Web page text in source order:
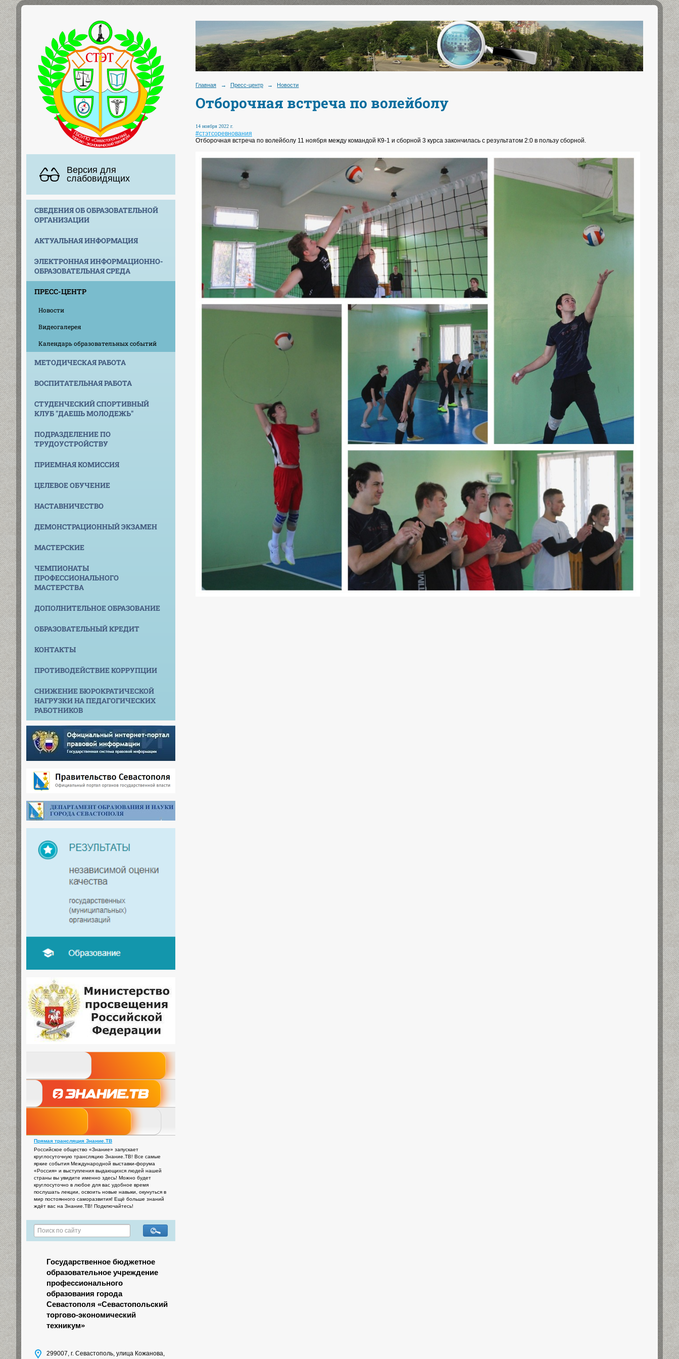
Версия для
слабовидящих
СВЕДЕНИЯ ОБ ОБРАЗОВАТЕЛЬНОЙ
ОРГАНИЗАЦИИ
АКТУАЛЬНАЯ ИНФОРМАЦИЯ
ЭЛЕКТРОННАЯ ИНФОРМАЦИОННО-
ОБРАЗОВАТЕЛЬНАЯ СРЕДА
ПРЕСС-ЦЕНТР
Новости
Видеогалерея
Календарь образовательных событий
МЕТОДИЧЕСКАЯ РАБОТА
ВОСПИТАТЕЛЬНАЯ РАБОТА
СТУДЕНЧЕСКИЙ СПОРТИВНЫЙ
КЛУБ "ДАЕШЬ МОЛОДЕЖЬ"
ПОДРАЗДЕЛЕНИЕ ПО
ТРУДОУСТРОЙСТВУ
ПРИЕМНАЯ КОМИССИЯ
ЦЕЛЕВОЕ ОБУЧЕНИЕ
НАСТАВНИЧЕСТВО
ДЕМОНСТРАЦИОННЫЙ ЭКЗАМЕН
МАСТЕРСКИЕ
ЧЕМПИОНАТЫ
ПРОФЕССИОНАЛЬНОГО
МАСТЕРСТВА
ДОПОЛНИТЕЛЬНОЕ ОБРАЗОВАНИЕ
ОБРАЗОВАТЕЛЬНЫЙ КРЕДИТ
КОНТАКТЫ
ПРОТИВОДЕЙСТВИЕ КОРРУПЦИИ
СНИЖЕНИЕ БЮРОКРАТИЧЕСКОЙ
НАГРУЗКИ НА ПЕДАГОГИЧЕСКИХ
РАБОТНИКОВ
Прямая трансляция Знание.ТВ
Российское общество «Знание» запускает
круглосуточную трансляцию Знание.ТВ! Все самые
яркие события Международной выставки-форума
«Россия» и выступления выдающихся людей нашей
страны вы увидите именно здесь! Можно будет
круглосуточно в любое для вас удобное время
послушать лекции, освоить новые навыки, окунуться в
мир постоянного саморазвития! Ещё больше знаний
ждёт вас на Знание.ТВ! Подключайтесь!
Государственное бюджетное
образовательное учреждение
профессионального
образования города
Севастополя «Севастопольский
торгово-экономический
техникум»
299007, г. Севастополь, улица Кожанова,
Главная → Пресс-центр → Новости
Отборочная встреча по волейболу
14 ноября 2022 г.
#стэтсоревнования
Отборочная встреча по волейболу 11 ноября между командой К9-1 и сборной 3 курса закончилась с результатом 2:0 в пользу сборной.